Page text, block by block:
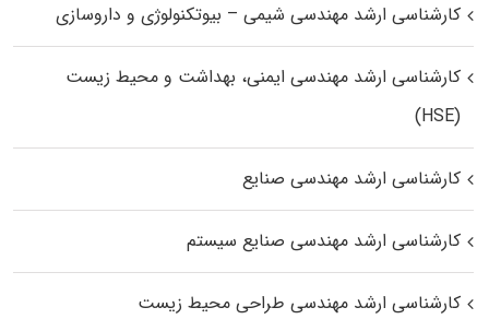
کارشناسی ارشد مهندسی شیمی – بیوتکنولوژی و داروسازی
کارشناسی ارشد مهندسی ایمنی، بهداشت و محیط زیست
(HSE)
کارشناسی ارشد مهندسی صنایع
کارشناسی ارشد مهندسی صنایع سیستم
کارشناسی ارشد مهندسی طراحی محیط زیست